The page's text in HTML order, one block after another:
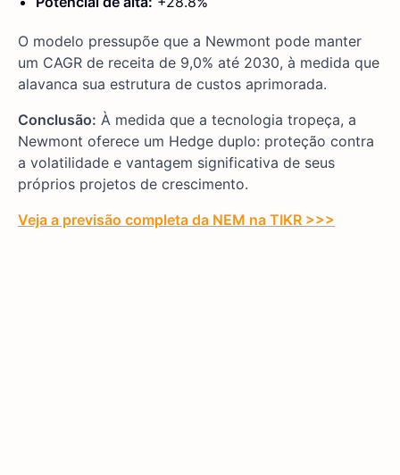
O modelo pressupõe que a Newmont pode manter
um CAGR de receita de 9,0% até 2030, à medida que
alavanca sua estrutura de custos aprimorada.
Conclusão: À medida que a tecnologia tropeça, a
Newmont oferece um Hedge duplo: proteção contra
a volatilidade e vantagem significativa de seus
próprios projetos de crescimento.
Veja a previsão completa da NEM na TIKR >>>